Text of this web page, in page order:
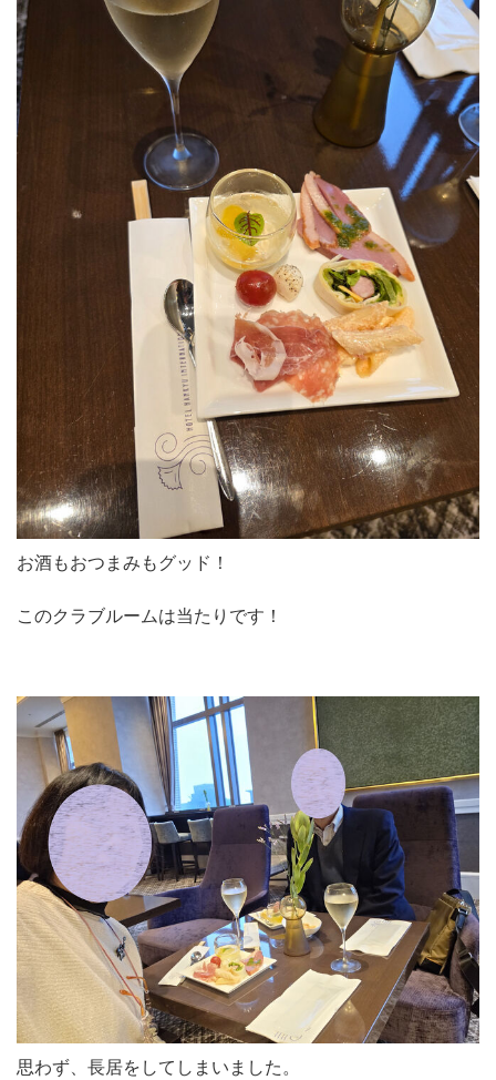
お酒もおつまみもグッド！
このクラブルームは当たりです！
思わず、長居をしてしまいました。